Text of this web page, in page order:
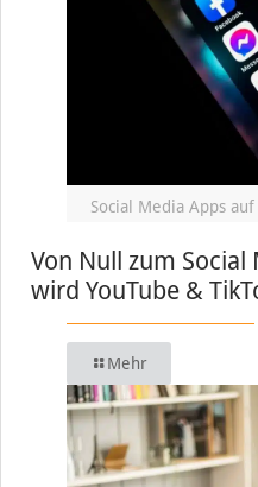
Social Media Apps
Von Null zum Social
wird YouTube &
Mehr